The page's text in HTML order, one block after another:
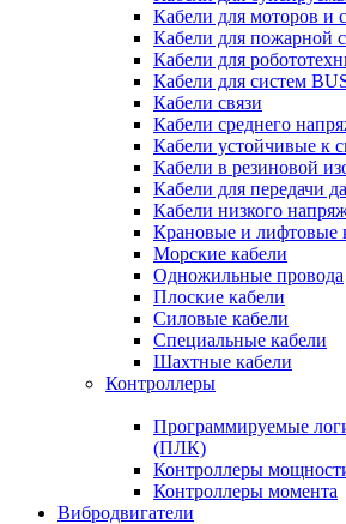
Кабели для моторов и
Кабели для пожарной
Кабели для
Кабели для систем
Кабели связи
Кабели среднего
Кабели устойчивые к
Кабели в резиновой
Кабели для передачи
Кабели низкого
Крановые и лифтовые
Морские кабели
Одножильные провода
Плоские кабели
Силовые кабели
Специальные кабели
Шахтные кабели
Контроллеры
Программируемые
(ПЛК)
Контроллеры
Контроллеры момента
Вибродвигатели